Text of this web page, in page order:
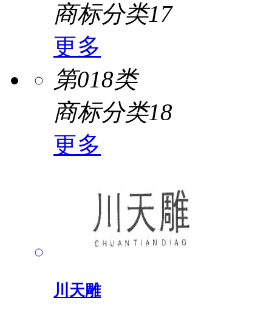
商标分类17
更多
第018类
商标分类18
更多
川天雕